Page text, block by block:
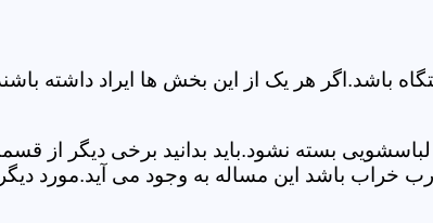
هر یک از این بخش ها ایراد داشته باشند
بسته نشود.باید بدانید برخی دیگر از
خراب باشد این مساله به وجود می آید.مورد